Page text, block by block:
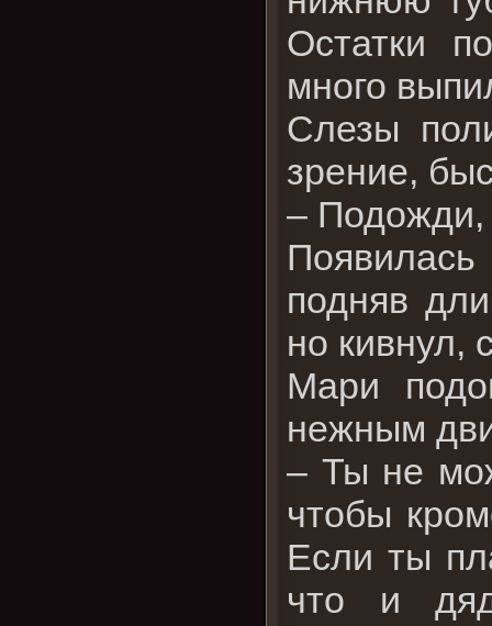
Остатки
много
Слезы
зрение,
– Подожди,
подняв
но кивнул,
Мари
нежным
– Ты не
чтобы
Если ты
что и